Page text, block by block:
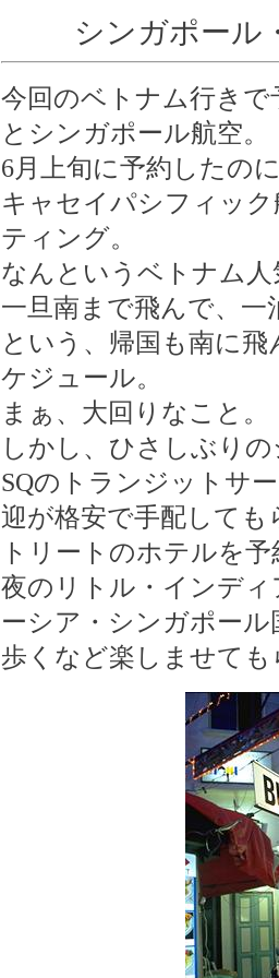
シンガポール
今回のベトナム行き
とシンガポール航空。
6月上旬に予約したの
キャセイパシフィッ
ティング。
なんというベトナム人
一旦南まで飛んで、
という、帰国も南に
ケジュール。
まぁ、大回りなこと。
しかし、ひさしぶり
SQのトランジットサ
迎が格安で手配して
トリートのホテルを
夜のリトル・インデ
ーシア・シンガポー
歩くなど楽しませても